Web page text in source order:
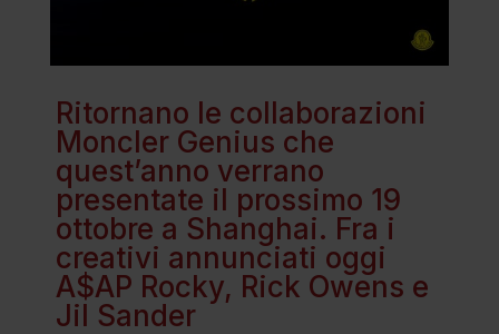
Ritornano le collaborazioni
Moncler Genius che
quest’anno verrano
presentate il prossimo 19
ottobre a Shanghai. Fra i
creativi annunciati oggi
A$AP Rocky, Rick Owens e
Jil Sander